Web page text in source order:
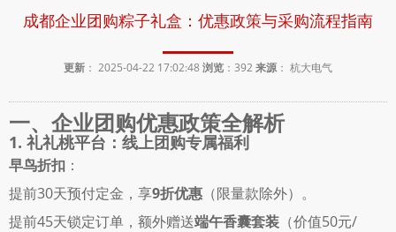
成都企业团购粽子礼盒：优惠政策与采购流程指南
更新 ： 2025-04-22 17:02:48 浏览 ： 392来源： 杭大电气
一、企业团购优惠政策全解析
1. 礼礼桃平台：线上团购专属福利
早鸟折扣 ：
提前30天预付定金，享9折优惠 （限量款除外）。
提前45天锁定订单，额外赠送端午香囊套装 （价值50元/